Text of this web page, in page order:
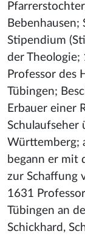
Stipendium
der
Professor des
Tübingen;
Erbauer einer
Schulaufseher
Württemberg;
begann er mit
zur Schaffung
1631
Tübingen an
Schickhard,